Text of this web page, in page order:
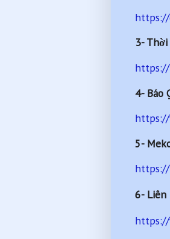
3-
4- Báo
https://
5-
https://
6- Liên
https://